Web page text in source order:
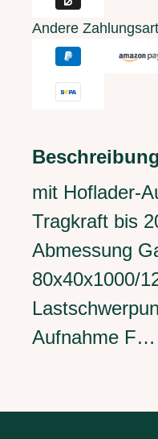
Andere
Beschreibung
mit Hoflader-
Tragkraft bis
Abmessung
80x40x1000/
Aufnahme F…